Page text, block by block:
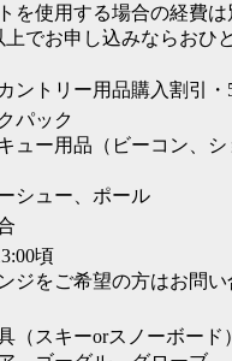
を使用する場合の経費は
でお申し込みならおひ
ントリー用品購入割引・
パック
ュー用品（ビーコン、
シュー、ポール
頃
ジをご希望の方はお問い
（スキーorスノーボード）